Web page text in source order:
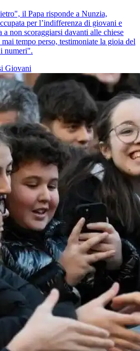
il Papa risponde a Nunzia,
per l’indifferenza di giovani e
non scoraggiarsi davanti alle chiese
tempo perso, testimoniate la gioia del
numeri".
Giovani